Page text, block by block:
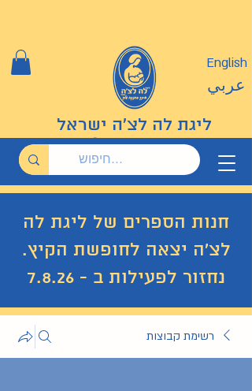
ליגת לה לצ'ה ישראל
English
عربي
חנות הספרים של ליגת לה
לצ'ה יצאה לחופשת הקיץ.
נחזור לפעילות ב - 7.8.26
רשימת קבוצות